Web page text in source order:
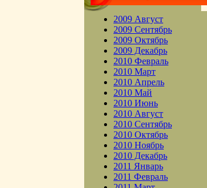
2009 Август
2009 Сентябрь
2009 Октябрь
2009 Декабрь
2010 Февраль
2010 Март
2010 Апрель
2010 Май
2010 Июнь
2010 Август
2010 Сентябрь
2010 Октябрь
2010 Ноябрь
2010 Декабрь
2011 Январь
2011 Февраль